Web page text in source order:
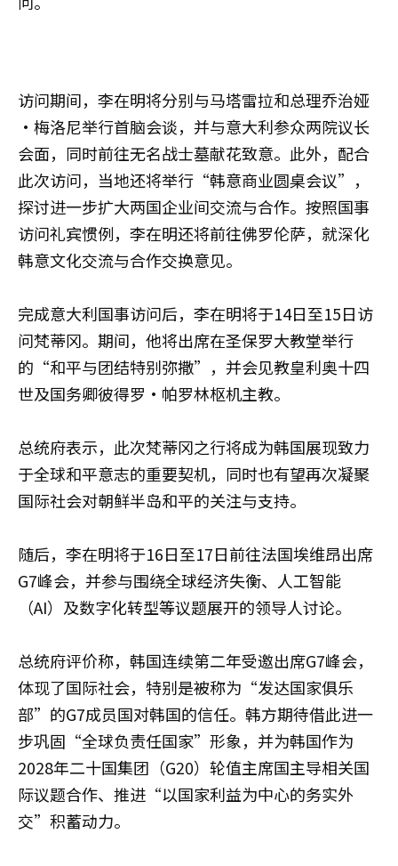
访问期间，李在明将分别与马塔雷拉和总理乔治娅
·梅洛尼举行首脑会谈，并与意大利参众两院议长
会面，同时前往无名战士墓献花致意。此外，配合
此次访问，当地还将举行“韩意商业圆桌会议”，
探讨进一步扩大两国企业间交流与合作。按照国事
访问礼宾惯例，李在明还将前往佛罗伦萨，就深化
韩意文化交流与合作交换意见。
完成意大利国事访问后，李在明将于14日至15日访
问梵蒂冈。期间，他将出席在圣保罗大教堂举行
的“和平与团结特别弥撒”，并会见教皇利奥十四
世及国务卿彼得罗·帕罗林枢机主教。
总统府表示，此次梵蒂冈之行将成为韩国展现致力
于全球和平意志的重要契机，同时也有望再次凝聚
国际社会对朝鲜半岛和平的关注与支持。
随后，李在明将于16日至17日前往法国埃维昂出席
G7峰会，并参与围绕全球经济失衡、人工智能
（AI）及数字化转型等议题展开的领导人讨论。
总统府评价称，韩国连续第二年受邀出席G7峰会，
体现了国际社会，特别是被称为“发达国家俱乐
部”的G7成员国对韩国的信任。韩方期待借此进一
步巩固“全球负责任国家”形象，并为韩国作为
2028年二十国集团（G20）轮值主席国主导相关国
际议题合作、推进“以国家利益为中心的务实外
交”积蓄动力。